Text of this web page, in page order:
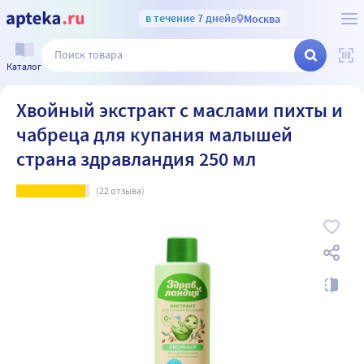
в течение 7 днейв Москва
Каталог
Хвойный экстракт с маслами пихты и
чабреца для купания малышей
страна здравландия 250 мл
(22отзыва)